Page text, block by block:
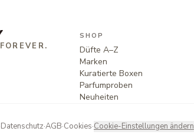
SHOP
Düfte A–Z
Marken
Kuratierte Boxen
Parfumproben
Neuheiten
Datenschutz·AGB·Cookies·Cookie-Einstellungen ändern